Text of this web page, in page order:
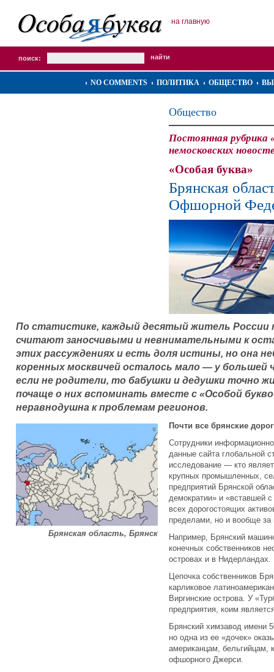
на главную
поиск:
NO COMMENTS ПОЛИТИКА ОБЩЕСТВО
Общество
Постоянная рубрика
немосковских
«Особая буква»
Брянская
Офшорной
По статистике, каждый десятый житель России
считают заносчивыми и невнимательными к
этих рассуждениях и есть доля истины, но она
коренных москвичей осталось мало — у
если не родители, то бабушки и дедушки точно
почаще о них вспоминать вместе с «Особой
неравнодушна к проблемам регионов.
Брянская область, Брянск
Почти все брянские
Сотрудники
данные сайта глобальной
исследование — кто
крупных промышленных,
предприятий Брянской
демократии» и «вставшей
всех дорогостоящих
пределами, но и вообще
Например, Брянский
конечных собственников
островах и в Нидерландах.
Цепочка собственников
карликовое
Виргинские острова. У
предприятия, коим
Брянский химзавод имени
но одна из ее «дочек»
американцам, бельгийцам,
офшорного Джерси.